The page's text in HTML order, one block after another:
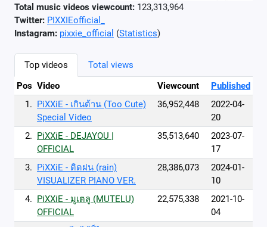
Total music videos viewcount: 123,313,964
Twitter: PIXXIEofficial_
Instagram: pixxie_official (Statistics)
Top videos
Total views
Pos Video Viewcount
Published
1. PiXXiE - เกินต้าน (Too Cute)
Special Video
36,952,448
2022-04-
20
2. PiXXiE - DEJAYOU |
OFFICIAL
35,513,640
2023-07-
17
3. PiXXiE - ติดฝน (rain)
VISUALIZER PIANO VER.
28,386,073
2024-01-
10
4. PiXXiE - มูเตลู (MUTELU)
OFFICIAL
22,575,338
2021-10-
04